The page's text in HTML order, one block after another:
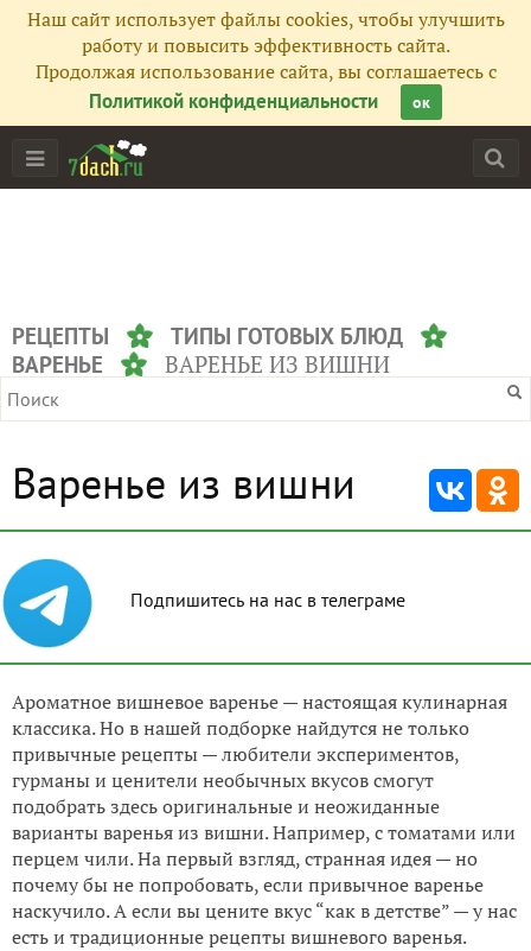
Наш сайт использует файлы cookies, чтобы улучшить
работу и повысить эффективность сайта.
Продолжая использование сайта, вы соглашаетесь с
Политикой конфиденциальности
ок
РЕЦЕПТЫ
ТИПЫ ГОТОВЫХ БЛЮД
ВАРЕНЬЕ
ВАРЕНЬЕ ИЗ ВИШНИ
Варенье из вишни
Подпишитесь на нас в телеграме
Ароматное вишневое варенье — настоящая кулинарная
классика. Но в нашей подборке найдутся не только
привычные рецепты — любители экспериментов,
гурманы и ценители необычных вкусов смогут
подобрать здесь оригинальные и неожиданные
варианты варенья из вишни. Например, с томатами или
перцем чили. На первый взгляд, странная идея — но
почему бы не попробовать, если привычное варенье
наскучило. А если вы цените вкус “как в детстве” — у нас
есть и традиционные рецепты вишневого варенья.